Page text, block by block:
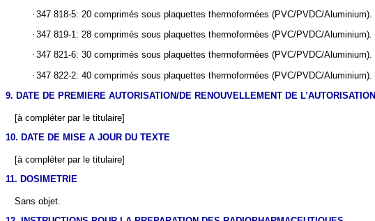
· 347 818-5: 20 comprimés sous plaquettes thermoformées (PVC/PVDC/Aluminium).
· 347 819-1: 28 comprimés sous plaquettes thermoformées (PVC/PVDC/Aluminium).
· 347 821-6: 30 comprimés sous plaquettes thermoformées (PVC/PVDC/Aluminium).
· 347 822-2: 40 comprimés sous plaquettes thermoformées (PVC/PVDC/Aluminium).
9. DATE DE PREMIERE AUTORISATION/DE RENOUVELLEMENT DE L’AUTORISATION
[à compléter par le titulaire]
10. DATE DE MISE A JOUR DU TEXTE
[à compléter par le titulaire]
11. DOSIMETRIE
Sans objet.